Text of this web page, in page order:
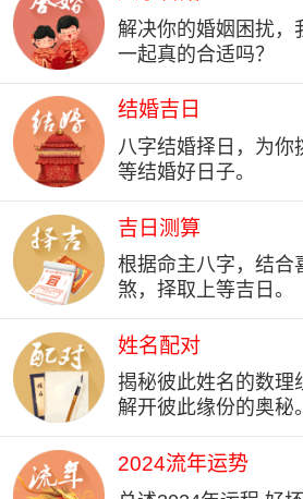
解决你的婚姻困扰，
一起真的合适吗？
结婚吉日
八字结婚择日，为你
等结婚好日子。
吉日测算
根据命主八字，结合
煞，择取上等吉日。
姓名配对
揭秘彼此姓名的数理
解开彼此缘份的奥秘。
2024流年运势